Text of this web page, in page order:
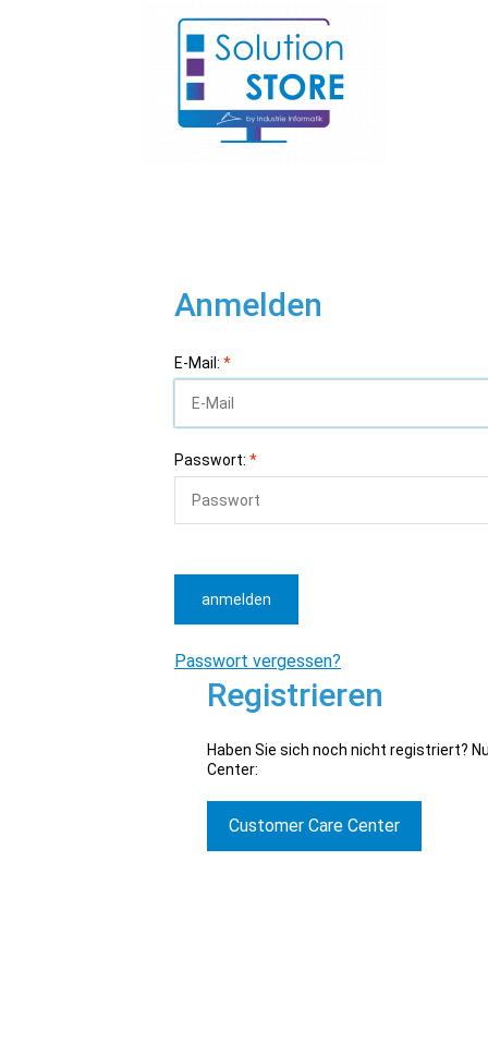
Anmelden
E-Mail: *
Passwort: *
Passwort vergessen?
anmelden
Registrieren
Haben Sie sich noch nicht registriert?
Center:
Customer Care Center